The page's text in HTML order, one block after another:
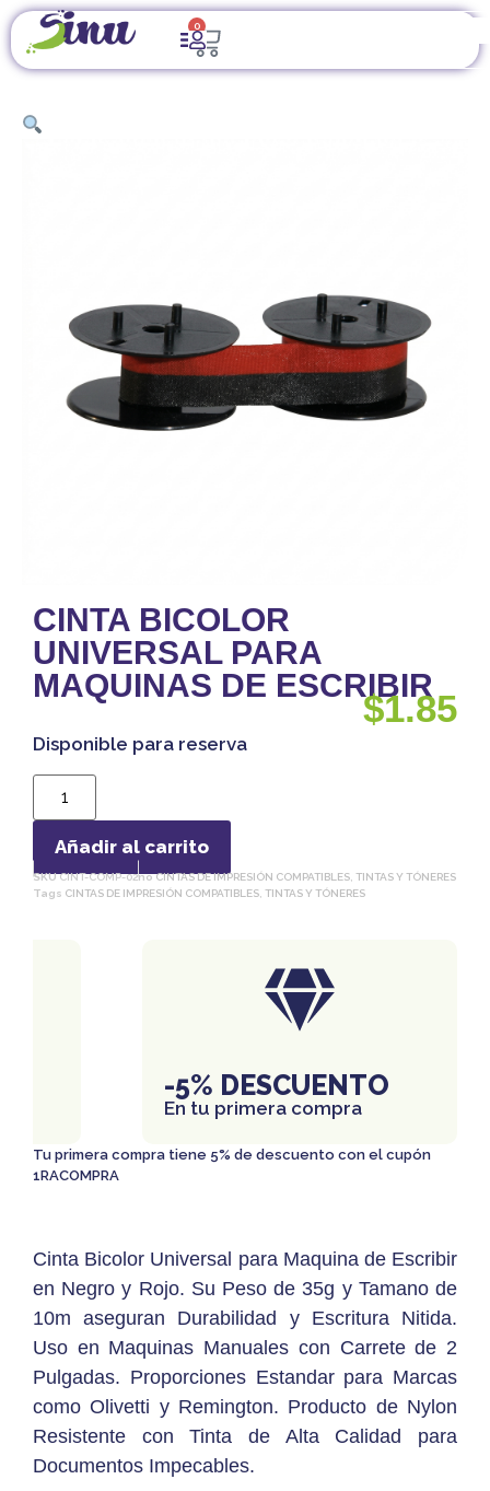
0
CINTA BICOLOR
UNIVERSAL PARA
MAQUINAS DE ESCRIBIR
Cinta Bicolor Universal para Maquina de Escribir
en Negro y Rojo. Su Peso de 35g y Tamano de
10m aseguran Durabilidad y Escritura Nitida.
Uso en Maquinas Manuales con Carrete de 2
Pulgadas. Proporciones Estandar para Marcas
como Olivetti y Remington. Producto de Nylon
Resistente con Tinta de Alta Calidad para
Documentos Impecables.
$1.85
Disponible para reserva
Añadir al carrito
SKUCINT-COMP-02noCINTAS DE IMPRESIÓN COMPATIBLES TINTAS Y TÓNERES
Tags CINTAS DE IMPRESIÓN COMPATIBLES TINTAS Y TÓNERES
-5% DESCUENTO
En tu primera compra
Tu primera compra tiene 5% de descuento con el cupón
1RACOMPRA